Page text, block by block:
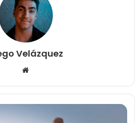
Velázquez
Website